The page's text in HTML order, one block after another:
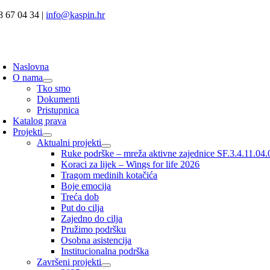
Skip
67 04 34 |info@kaspin.hr
Naslovna
O nama
Tko smo
Dokumenti
Pristupnica
Katalog prava
Projekti
Aktualni projekti
Ruke podrške – mreža aktivne zajednice
Koraci za lijek – Wings for life 2026
Tragom medinih kotačića
Boje emocija
Treća dob
Put do cilja
Zajedno do cilja
Pružimo podršku
Osobna asistencija
Institucionalna podrška
Završeni projekti